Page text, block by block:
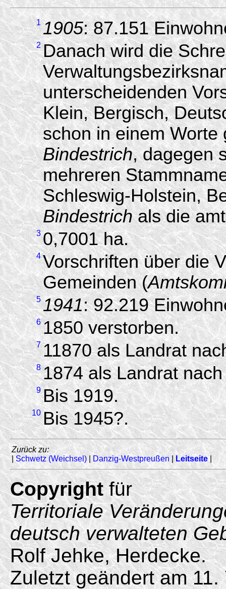
1 1905: 87.151
2 Danach wird die
unterscheidenden
Klein, Bergisch,
schon in einem
Bindestrich, dagegen
mehreren
Schleswig-Holstein,
Bindestrichals die
3 0,7001 ha.
4 Vorschriften über die
Gemeinden (
5 1941: 92.219
6 1850 verstorben.
7 11870 als Landrat
8 1874 als Landrat
9 Bis 1919.
10 Bis 1945?.
Zurück zu:
|Schwetz (Weichsel)| Danzig-Westpreußen| Leitseite|
Copyrightfür
Territoriale
deutsch verwalteten
Rolf Jehke, Herdecke.
Zuletzt geändert am 11.